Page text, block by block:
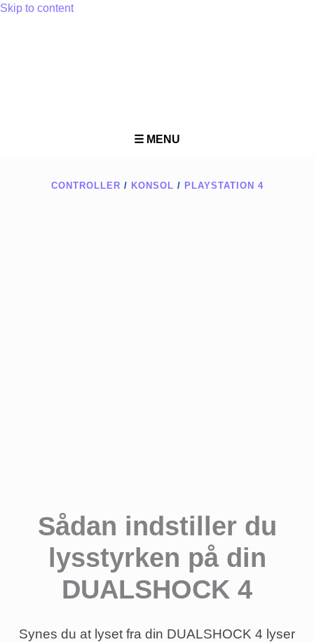
Skip to content
☰ MENU
CONTROLLER / KONSOL / PLAYSTATION 4
Sådan indstiller du
lysstyrken på din
DUALSHOCK 4
Synes du at lyset fra din DUALSHOCK 4 lyser